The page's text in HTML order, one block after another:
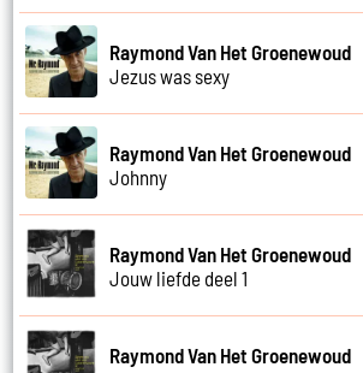
Raymond Van Het Groenewoud
Jezus was sexy
Raymond Van Het Groenewoud
Johnny
Raymond Van Het Groenewoud
Jouw liefde deel 1
Raymond Van Het Groenewoud